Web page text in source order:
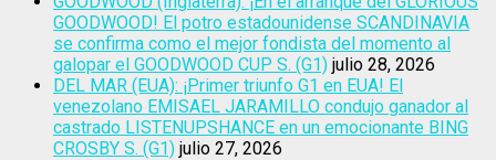
GOODWOOD! El potro estadounidense SCANDINAVIA
se confirma como el mejor fondista del momento al
galopar el GOODWOOD CUP S. (G1) julio 28, 2026
DEL MAR (EUA): ¡Primer triunfo G1 en EUA! El
venezolano EMISAEL JARAMILLO condujo ganador al
castrado LISTENUPSHANCE en un emocionante BING
CROSBY S. (G1) julio 27, 2026